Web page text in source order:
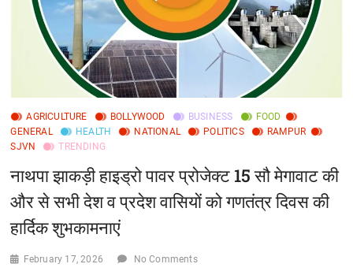
समय
परहेज
AGRICULTURE BOLLYWOOD BUSINESS
FOOD
GENERAL
HEALTH NATIONAL POLITICS
RAMPUR
SJVN
TRENDING
नाथपा झाकड़ी हाइड्रो पावर प्रोजेक्ट 15 सौ मेगावाट की
और से सभी देश व प्रदेश वासियों को गणतंत्र दिवस की
हार्दिक शुभकामनाएं
February 17, 2026 No Comments